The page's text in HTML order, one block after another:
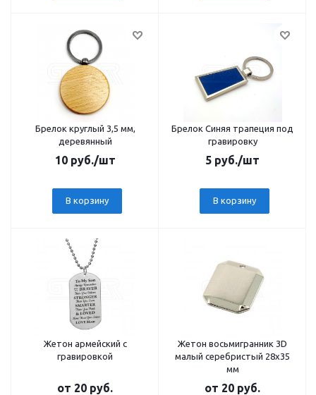
Брелок круглый 3,5 мм,
деревянный
10руб./шт
В корзину
Брелок Синяя трапеция под
гравировку
5 руб./шт
В корзину
Жетон армейский с
гравировкой
от 20 руб.
Жетон восьмигранник 3D
малый серебристый 28х35
мм
от 20 руб.